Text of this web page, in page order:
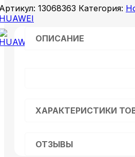
13068363 Категория:
ОПИСАНИЕ
ХАРАКТЕРИСТИКИ
ОТЗЫВЫ